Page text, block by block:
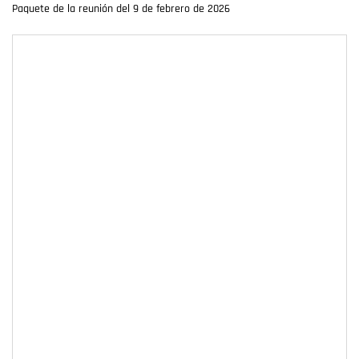
Paquete de la reunión del 9 de febrero de 2026